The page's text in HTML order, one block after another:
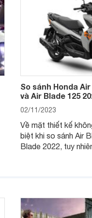
So sánh Honda
và Air Blade 125
02/11/2023
Về mặt thiết kế
biệt khi so sánh Air
Blade 2022, tuy